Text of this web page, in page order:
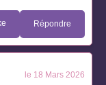
Répondre
le 18 Mars 2026